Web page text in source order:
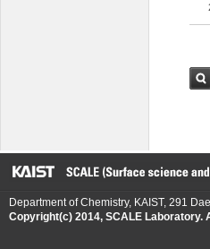
Department of Chemistry, KAIST, 291
Copyright(c) 2014, SCALE Laboratory.